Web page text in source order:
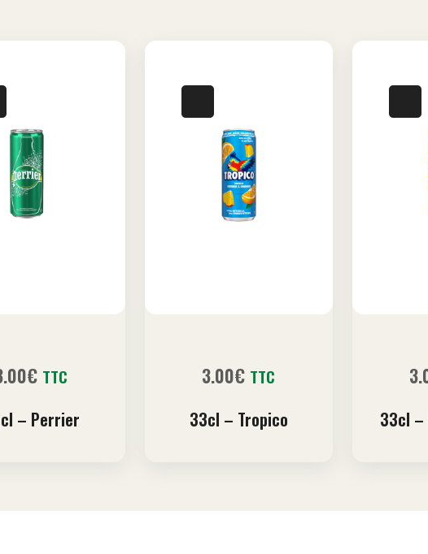
€ TTC
– Perrier
3.00€ TTC
33cl – Tropico 33cl –